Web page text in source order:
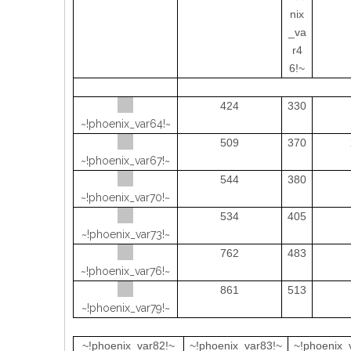
nix
_va
r4
6!~
~!phoenix_var64!~
424 330
~!phoenix_var67!~
509 370
~!phoenix_var70!~
544 380
~!phoenix_var73!~
534 405
~!phoenix_var76!~
762 483
~!phoenix_var79!~
861 513
~!phoenix_var82!~ ~!phoenix_var83!~